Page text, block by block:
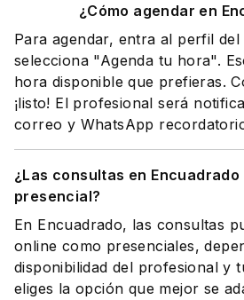
¿Cómo agendar en
Para agendar, entra al perfil
selecciona "Agenda tu hora".
hora disponible que prefieras.
¡listo! El profesional será
correo y WhatsApp
¿Las consultas en Encuadrado
presencial?
En Encuadrado, las consultas
online como presenciales,
disponibilidad del profesional y
eliges la opción que mejor se